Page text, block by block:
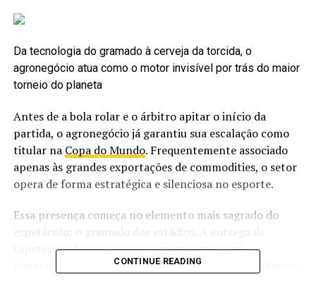
Da tecnologia do gramado à cerveja da torcida, o
agronegócio atua como o motor invisível por trás do maior
torneio do planeta
Antes de a bola rolar e o árbitro apitar o início da
partida, o agronegócio já garantiu sua escalação como
titular na Copa do Mundo. Frequentemente associado
apenas às grandes exportações de commodities, o setor
opera de forma estratégica e silenciosa no esporte.
Essa presença começa no elemento mais sagrado do
espetáculo: o gramado dos estádios. A entrega de
tapetes verdes impecáveis e resistentes exige
biotecnologia e manejo avançado de solo, frutos diretos
CONTINUE READING